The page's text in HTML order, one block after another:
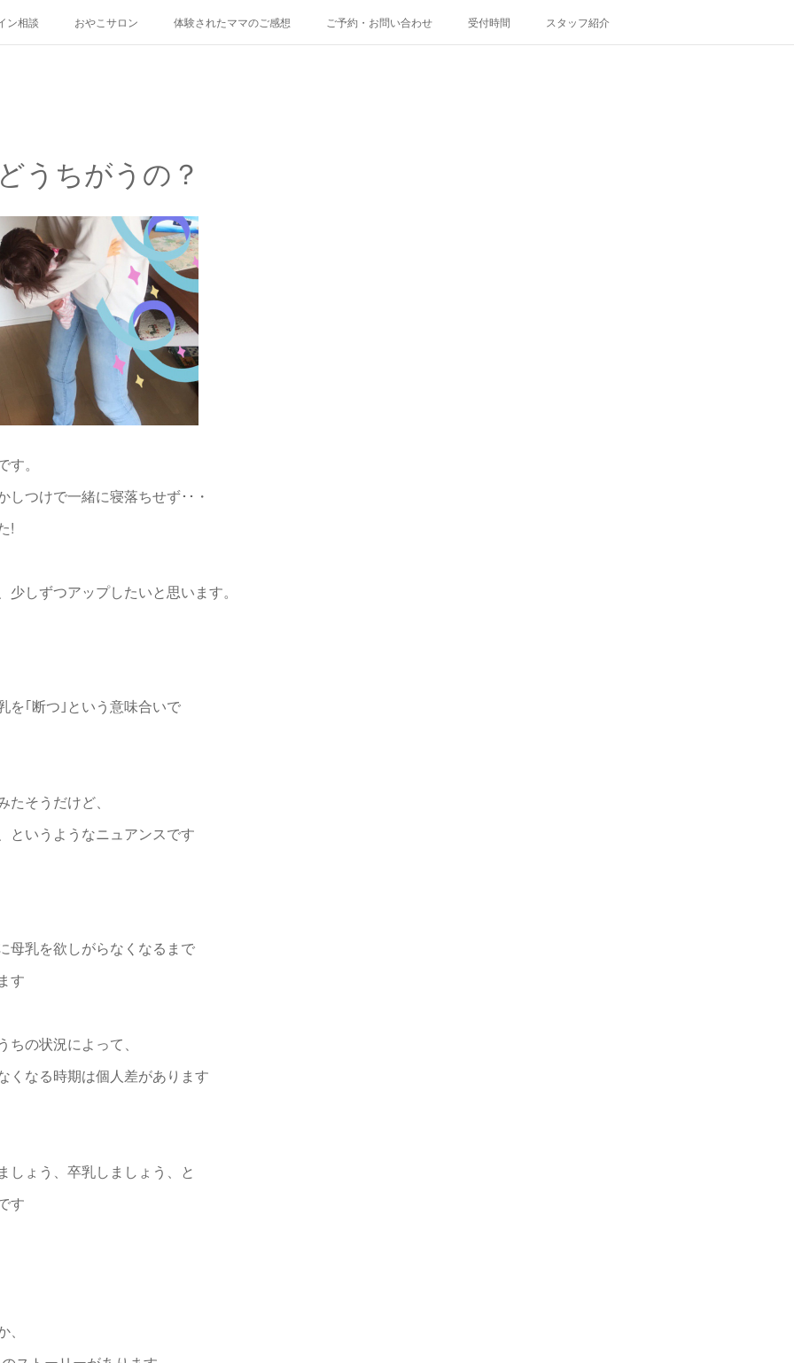
ン相談 おやこサロン 体験されたママのご感想 ご予約・お問い合わせ 受付時間 スタッフ紹介
うちがうの？
。
しつけで一緒に寝落ちせず･･・
!
しずつアップしたいと思います。
を｢断つ｣という意味合いで
そうだけど、
というようなニュアンスです
母乳を欲しがらなくなるまで
す
の状況によって、
くなる時期は個人差があります
しょう、卒乳しましょう、と
す